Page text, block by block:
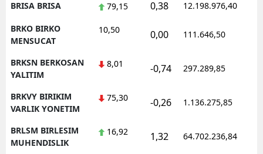
BRISA BRISA 79,15 0,38 12.198.976,40
BRKO BIRKO
MENSUCAT
10,50 0,00 111.646,50
BRKSN BERKOSAN
YALITIM
8,01 -0,74 297.289,85
BRKVY BIRIKIM
VARLIK YONETIM
75,30 -0,26 1.136.275,85
BRLSM BIRLESIM
MUHENDISLIK
16,92 1,32 64.702.236,84